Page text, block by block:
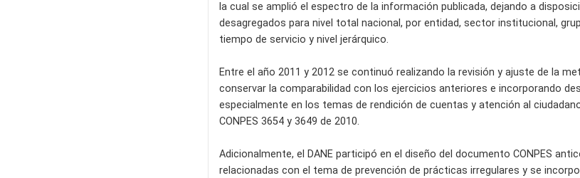
la cual se amplió el espectro de la información publicada, dejando a
desagregados para nivel total nacional, por entidad, sector institucional,
tiempo de servicio y nivel jerárquico.
Entre el año 2011 y 2012 se continuó realizando la revisión y ajuste de la
conservar la comparabilidad con los ejercicios anteriores e incorporando
especialmente en los temas de rendición de cuentas y atención al
CONPES 3654 y 3649 de 2010.
Adicionalmente, el DANE participó en el diseño del documento CONPES
relacionadas con el tema de prevención de prácticas irregulares y se